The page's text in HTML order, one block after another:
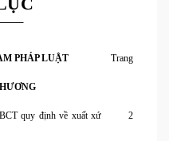
PHÁP LUẬT Trang
quy định về xuất xứ
2